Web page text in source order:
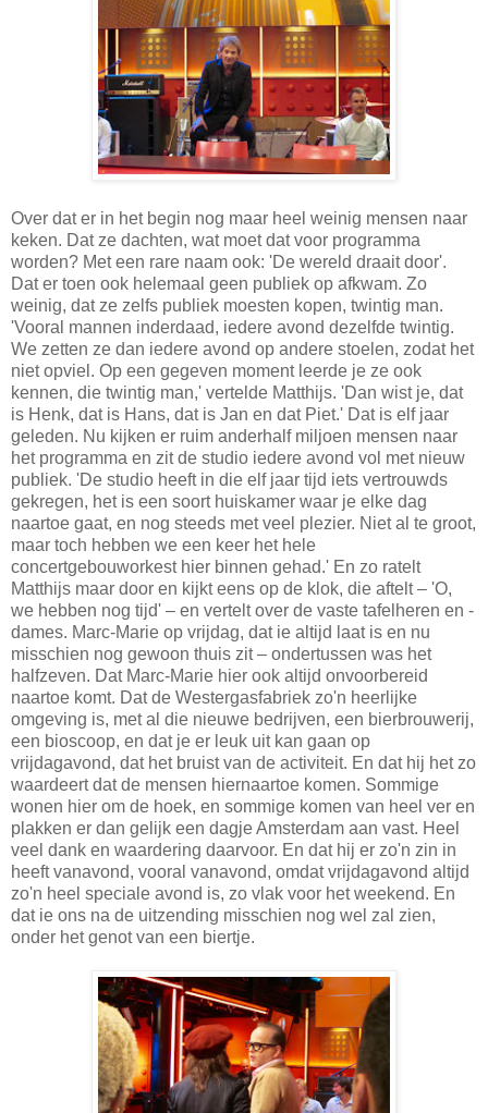
Over dat er in het begin nog maar heel weinig mensen naar
keken. Dat ze dachten, wat moet dat voor programma
worden? Met een rare naam ook: 'De wereld draait door'.
Dat er toen ook helemaal geen publiek op afkwam. Zo
weinig, dat ze zelfs publiek moesten kopen, twintig man.
'Vooral mannen inderdaad, iedere avond dezelfde twintig.
We zetten ze dan iedere avond op andere stoelen, zodat het
niet opviel. Op een gegeven moment leerde je ze ook
kennen, die twintig man,' vertelde Matthijs. 'Dan wist je, dat
is Henk, dat is Hans, dat is Jan en dat Piet.' Dat is elf jaar
geleden. Nu kijken er ruim anderhalf miljoen mensen naar
het programma en zit de studio iedere avond vol met nieuw
publiek. 'De studio heeft in die elf jaar tijd iets vertrouwds
gekregen, het is een soort huiskamer waar je elke dag
naartoe gaat, en nog steeds met veel plezier. Niet al te groot,
maar toch hebben we een keer het hele
concertgebouworkest hier binnen gehad.' En zo ratelt
Matthijs maar door en kijkt eens op de klok, die aftelt – 'O,
we hebben nog tijd' – en vertelt over de vaste tafelheren en -
dames. Marc-Marie op vrijdag, dat ie altijd laat is en nu
misschien nog gewoon thuis zit – ondertussen was het
halfzeven. Dat Marc-Marie hier ook altijd onvoorbereid
naartoe komt. Dat de Westergasfabriek zo'n heerlijke
omgeving is, met al die nieuwe bedrijven, een bierbrouwerij,
een bioscoop, en dat je er leuk uit kan gaan op
vrijdagavond, dat het bruist van de activiteit. En dat hij het zo
waardeert dat de mensen hiernaartoe komen. Sommige
wonen hier om de hoek, en sommige komen van heel ver en
plakken er dan gelijk een dagje Amsterdam aan vast. Heel
veel dank en waardering daarvoor. En dat hij er zo'n zin in
heeft vanavond, vooral vanavond, omdat vrijdagavond altijd
zo'n heel speciale avond is, zo vlak voor het weekend. En
dat ie ons na de uitzending misschien nog wel zal zien,
onder het genot van een biertje.